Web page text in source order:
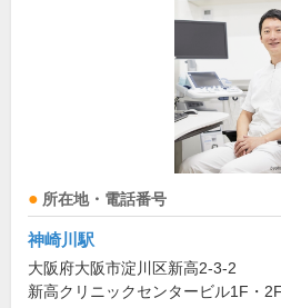
所在地・電話番号
神崎川駅
大阪府大阪市淀川区新高2-3-2
新高クリニックセンタービル1F・2F